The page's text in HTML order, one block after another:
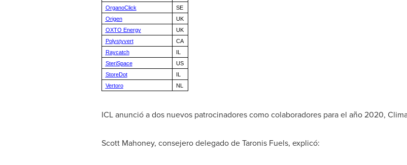
OrganoClick
SE
Origen
UK
OXTO Energy
UK
Polystyvert
CA
Raycatch
IL
SteriSpace
US
StoreDot
IL
Vertoro
NL
ICL anunció a dos nuevos patrocinadores como colaboradores para el año 2020,
Scott Mahoney, consejero delegado de Taronis Fuels, explicó: